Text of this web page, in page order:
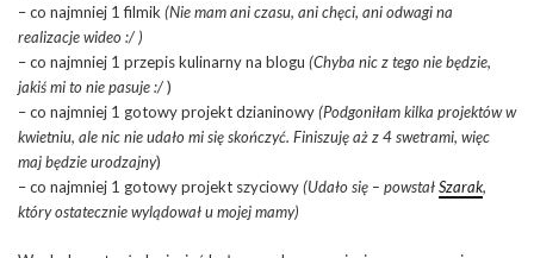
– co najmniej 1 filmik (Nie mam ani czasu, ani chęci, ani odwagi na
realizacje wideo :/ )
– co najmniej 1 przepis kulinarny na blogu (Chyba nic z tego nie będzie,
jakiś mi to nie pasuje :/)
– co najmniej 1 gotowy projekt dzianinowy(Podgoniłam kilka projektów w
kwietniu, ale nic nie udało mi się skończyć. Finiszuję aż z 4 swetrami, więc
maj będzie urodzajny)
– co najmniej 1 gotowy projekt szyciowy(Udało się – powstałSzarak,
który ostatecznie wylądował u mojej mamy)